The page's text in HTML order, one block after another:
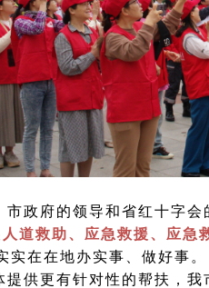
市政府的领导和省红十字
人道救助、应急救援、应急
实在在地办实事、做好事。
提供更有针对性的帮扶，